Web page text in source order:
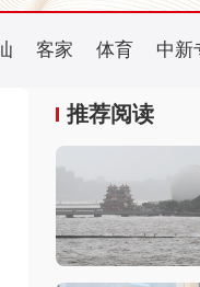
客家 体育 中新
推荐阅读